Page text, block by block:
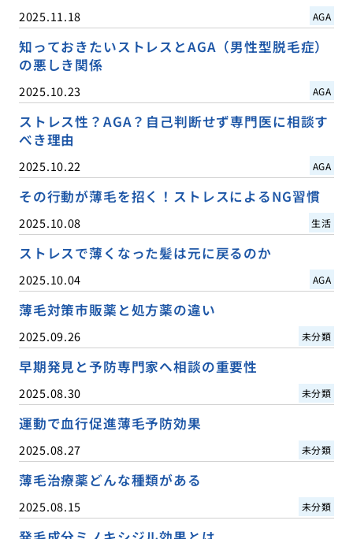
2025.11.18 AGA
知っておきたいストレスとAGA（男性型脱毛症）
の悪しき関係
2025.10.23 AGA
ストレス性？AGA？自己判断せず専門医に相談す
べき理由
2025.10.22 AGA
その行動が薄毛を招く！ストレスによるNG習慣
2025.10.08 生活
ストレスで薄くなった髪は元に戻るのか
2025.10.04 AGA
薄毛対策市販薬と処方薬の違い
2025.09.26 未分類
早期発見と予防専門家へ相談の重要性
2025.08.30 未分類
運動で血行促進薄毛予防効果
2025.08.27 未分類
薄毛治療薬どんな種類がある
2025.08.15 未分類